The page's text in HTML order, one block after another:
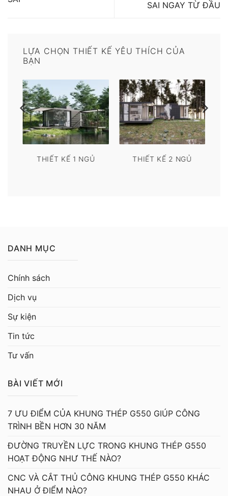
SAI NGAY TỪ ĐẦU
LỰA CHỌN THIẾT KẾ YÊU THÍCH CỦA
BẠN
THIẾT KẾ 1 NGỦ THIẾT KẾ 2 NGỦ
DANH MỤC
Chính sách
Dịch vụ
Sự kiện
Tin tức
Tư vấn
BÀI VIẾT MỚI
7 ƯU ĐIỂM CỦA KHUNG THÉP G550 GIÚP CÔNG
TRÌNH BỀN HƠN 30 NĂM
ĐƯỜNG TRUYỀN LỰC TRONG KHUNG THÉP G550
HOẠT ĐỘNG NHƯ THẾ NÀO?
CNC VÀ CẮT THỦ CÔNG KHUNG THÉP G550 KHÁC
NHAU Ở ĐIỂM NÀO?